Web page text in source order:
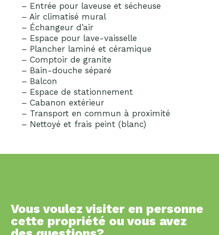
– Entrée pour laveuse et sécheuse
– Air climatisé mural
– Échangeur d’air
– Espace pour lave-vaisselle
– Plancher laminé et céramique
– Comptoir de granite
– Bain-douche séparé
– Balcon
– Espace de stationnement
– Cabanon extérieur
– Transport en commun à proximité
– Nettoyé et frais peint (blanc)
Vous voulez visiter en personne
cette propriété ou vous avez